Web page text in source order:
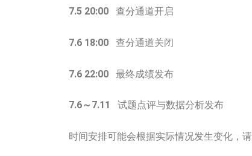
7.5 20:00 查分通道开启
7.6 18:00 查分通道关闭
7.6 22:00 最终成绩发布
7.6～7.11 试题点评与数据分析发布
时间安排可能会根据实际情况发生变化，请